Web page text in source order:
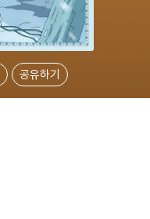
공유하기